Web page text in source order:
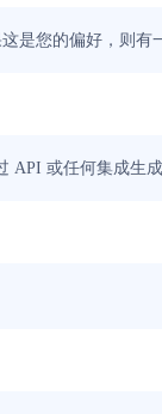
是您的偏好，则
API 或任何集成生